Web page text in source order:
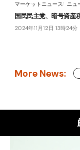
マーケットニュース ニュ
国民民主党、暗号資産
2024年11月12日 13時24分
More News: